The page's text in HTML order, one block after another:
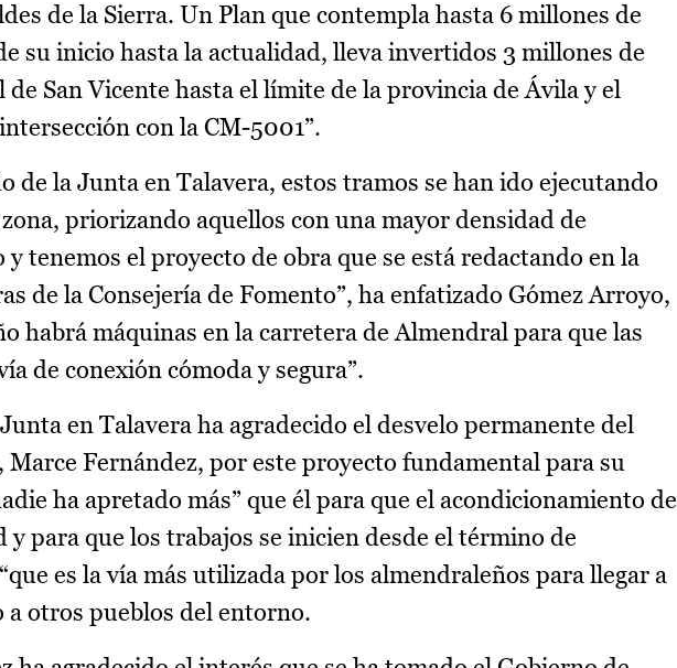
de la Sierra. Un Plan que contempla hasta 6 millones de
su inicio hasta la actualidad, lleva invertidos 3 millones de
de San Vicente hasta el límite de la provincia de Ávila y el
con la CM-5001”.
de la Junta en Talavera, estos tramos se han ido ejecutando
priorizando aquellos con una mayor densidad de
tenemos el proyecto de obra que se está redactando en la
de la Consejería de Fomento”, ha enfatizado Gómez Arroyo,
habrá máquinas en la carretera de Almendral para que las
de conexión cómoda y segura”.
en Talavera ha agradecido el desvelo permanente del
Fernández, por este proyecto fundamental para su
ha apretado más” que él para que el acondicionamiento de
para que los trabajos se inicien desde el término de
es la vía más utilizada por los almendraleños para llegar a
a otros pueblos del entorno.